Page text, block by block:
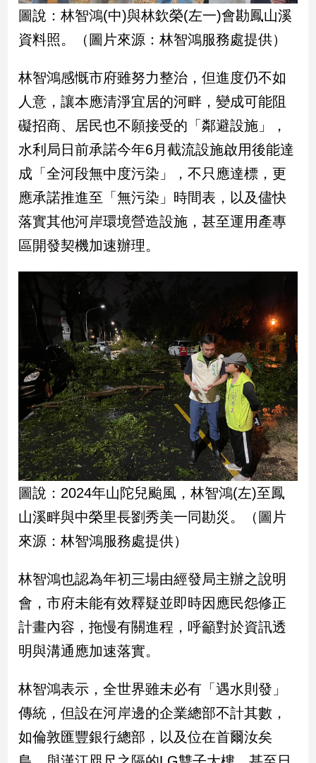
兩
岸/
國
社
會/
地
方
冠
病
毒
專
區
灣
南
台
灣
觀
點
娛
樂
娛
樂
聞
流
行/
時
尚
星
生
活
圖說：林智鴻(中)與林欽榮(左一)會勘鳳山溪
資料照。（圖片來源：林智鴻服務處提供）
林智鴻感慨市府雖努力整治，但進度仍不如
人意，讓本應清淨宜居的河畔，變成可能阻
礙招商、居民也不願接受的「鄰避設施」，
水利局日前承諾今年6月截流設施啟用後能達
成「全河段無中度污染」，不只應達標，更
應承諾推進至「無污染」時間表，以及儘快
落實其他河岸環境營造設施，甚至運用產專
區開發契機加速辦理。
圖說：2024年山陀兒颱風，林智鴻(左)至鳳
山溪畔與中榮里長劉秀美一同勘災。（圖片
來源：林智鴻服務處提供）
林智鴻也認為年初三場由經發局主辦之說明
會，市府未能有效釋疑並即時因應民怨修正
計畫內容，拖慢有關進程，呼籲對於資訊透
明與溝通應加速落實。
林智鴻表示，全世界雖未必有「遇水則發」
傳統，但設在河岸邊的企業總部不計其數，
如倫敦匯豐銀行總部，以及位在首爾汝矣